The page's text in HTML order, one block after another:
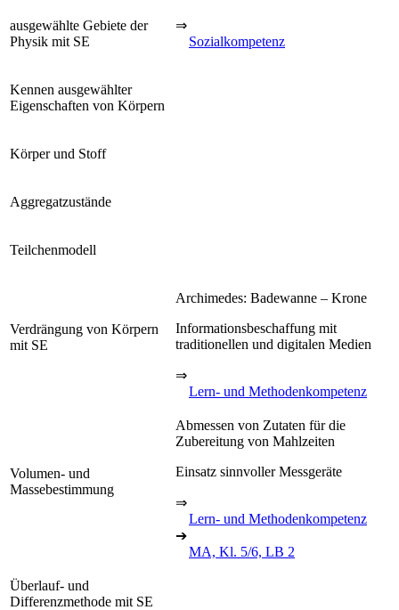
ausgewählte Gebiete der
Physik mit SE
⇒
Sozialkompetenz
Kennen ausgewählter
Eigenschaften von Körpern
Körper und Stoff
Aggregatzustände
Teilchenmodell
Verdrängung von Körpern
mit SE
Archimedes: Badewanne – Krone
Informationsbeschaffung mit
traditionellen und digitalen Medien
⇒
Lern- und Methodenkompetenz
Volumen- und
Massebestimmung
Abmessen von Zutaten für die
Zubereitung von Mahlzeiten
Einsatz sinnvoller Messgeräte
⇒
Lern- und Methodenkompetenz
➔
MA, Kl. 5/6, LB 2
Überlauf- und
Differenzmethode mit SE